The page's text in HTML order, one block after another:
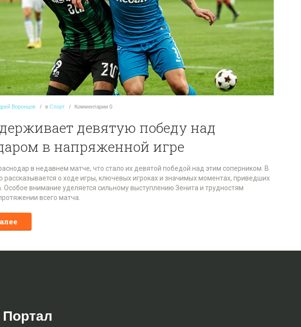
Воронцов в Спорт Комментарии 0
девятую победу над
в напряженной игре
в недавнем матче, что стало их девятой победой над этим соперником. В
рассказывается о ходе игры, ключевых игроках и значимых моментах, приведших
Особое внимание уделяется сильному выступлению Зенита и трудностям
всего матча.